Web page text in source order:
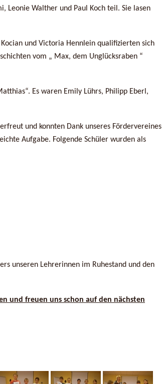
Leonie Walther und Paul Koch teil. Sie lasen
Kocian und Victoria Hennlein qualifizierten sich
vom „ Max, dem Unglücksraben “
Es waren Emily Lührs, Philipp Eberl,
und konnten Dank unseres Fördervereines
Aufgabe. Folgende Schüler wurden als
unseren Lehrerinnen im Ruhestand und den
und freuen uns schon auf den nächsten